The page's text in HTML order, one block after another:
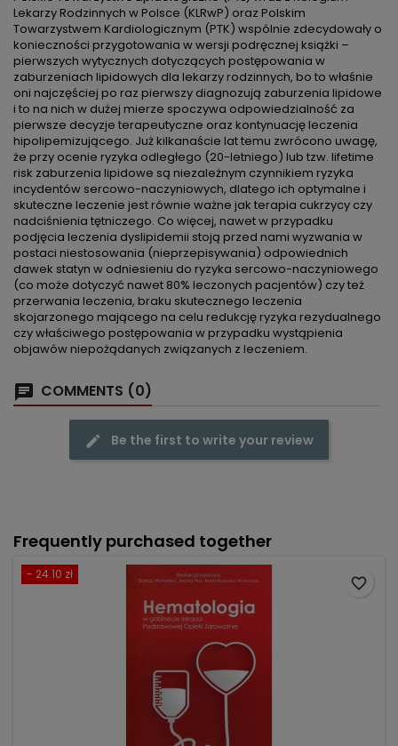
Lekarzy Rodzinnych w Polsce (KLRwP) oraz Polskim
Towarzystwem Kardiologicznym (PTK) wspólnie zdecydowały o
konieczności przygotowania w wersji podręcznej książki –
pierwszych wytycznych dotyczących postępowania w
zaburzeniach lipidowych dla lekarzy rodzinnych, bo to właśnie
oni najczęściej po raz pierwszy diagnozują zaburzenia lipidowe
i to na nich w dużej mierze spoczywa odpowiedzialność za
pierwsze decyzje terapeutyczne oraz kontynuację leczenia
hipolipemizującego. Już kilkanaście lat temu zwrócono uwagę,
że przy ocenie ryzyka odległego (20-letniego) lub tzw. lifetime
risk zaburzenia lipidowe są niezależnym czynnikiem ryzyka
incydentów sercowo-naczyniowych, dlatego ich optymalne i
skuteczne leczenie jest równie ważne jak terapia cukrzycy czy
nadciśnienia tętniczego. Co więcej, nawet w przypadku
podjęcia leczenia dyslipidemii stoją przed nami wyzwania w
postaci niestosowania (nieprzepisywania) odpowiednich
dawek statyn w odniesieniu do ryzyka sercowo-naczyniowego
(co może dotyczyć nawet 80% leczonych pacjentów) czy też
przerwania leczenia, braku skutecznego leczenia
skojarzonego mającego na celu redukcję ryzyka rezydualnego
czy właściwego postępowania w przypadku wystąpienia
objawów niepożądanych związanych z leczeniem.
COMMENTS (0)
Be the first to write your review
Frequently purchased together
- 24.10 zł
favorite_border